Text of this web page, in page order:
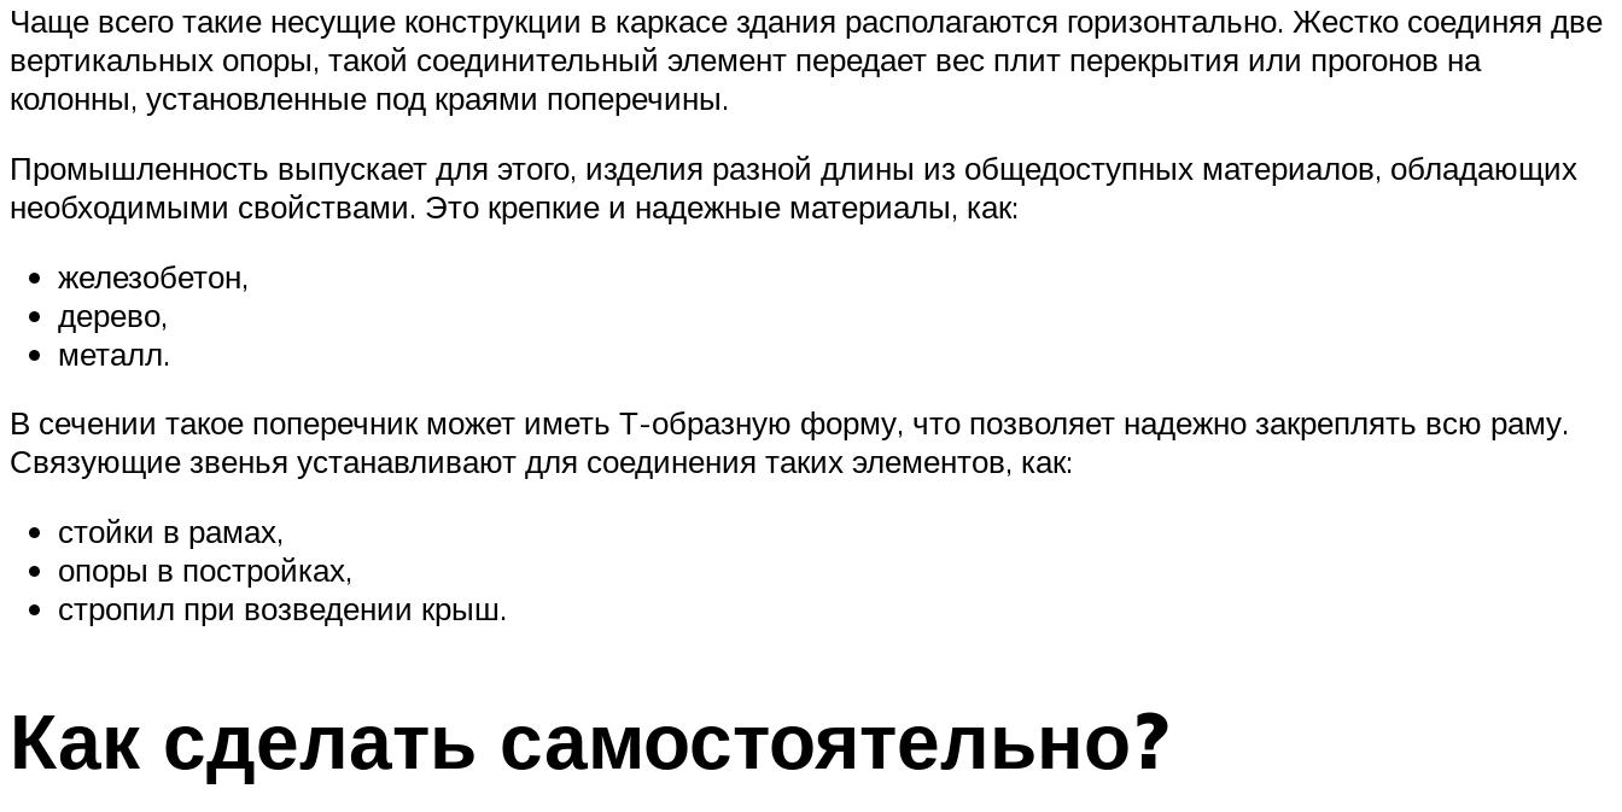
Чаще всего такие несущие конструкции в каркасе здания располагаются горизонтально. Жестко соединяя две
вертикальных опоры, такой соединительный элемент передает вес плит перекрытия или прогонов на
колонны, установленные под краями поперечины.
Промышленность выпускает для этого, изделия разной длины из общедоступных материалов, обладающих
необходимыми свойствами. Это крепкие и надежные материалы, как:
железобетон,
дерево,
металл.
В сечении такое поперечник может иметь Т-образную форму, что позволяет надежно закреплять всю раму.
Связующие звенья устанавливают для соединения таких элементов, как:
стойки в рамах,
опоры в постройках,
стропил при возведении крыш.
Как сделать самостоятельно?